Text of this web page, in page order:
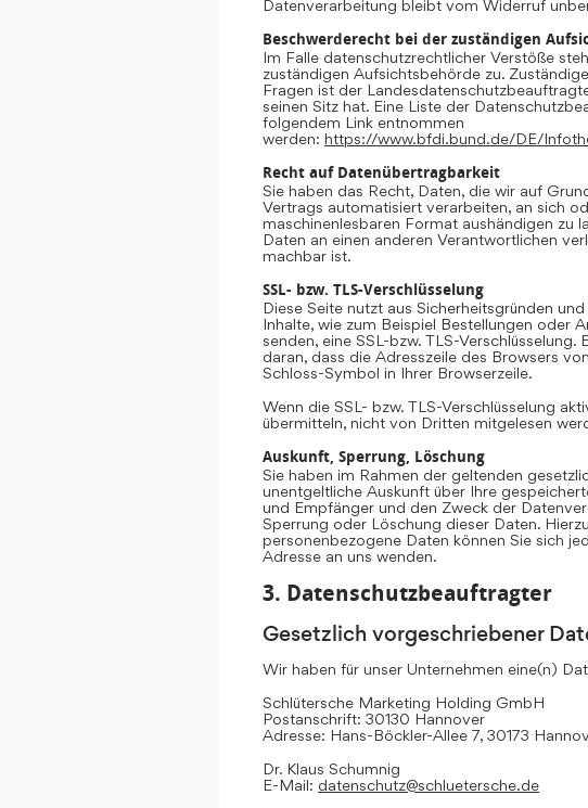
Datenverarbeitung bleibt vom Widerruf
Beschwerderecht bei der zuständigen
Im Falle datenschutzrechtlicher Verstöße
zuständigen Aufsichtsbehörde zu.
Fragen ist der
seinen Sitz hat. Eine Liste der
folgendem Link entnommen
werden: https://www.bfdi.bund.de/DE/
Recht auf Datenübertragbarkeit
Sie haben das Recht, Daten, die wir auf
Vertrags automatisiert verarbeiten, an sich
maschinenlesbaren Format aushändigen zu
Daten an einen anderen Verantwortlichen
machbar ist.
SSL- bzw. TLS-Verschlüsselung
Diese Seite nutzt aus Sicherheitsgründen
Inhalte, wie zum Beispiel Bestellungen oder
senden, eine SSL-bzw. TLS-
daran, dass die Adresszeile des Browsers
Schloss-Symbol in Ihrer Browserzeile.
Wenn die SSL- bzw. TLS-Verschlüsselung
übermitteln, nicht von Dritten mitgelesen
Auskunft, Sperrung, Löschung
Sie haben im Rahmen der geltenden
unentgeltliche Auskunft über Ihre
und Empfänger und den Zweck der
Sperrung oder Löschung dieser Daten.
personenbezogene Daten können Sie sich
Adresse an uns wenden.
3. Datenschutzbeauftragter
Gesetzlich vorgeschriebener
Wir haben für unser Unternehmen eine(n)
Schlütersche Marketing Holding GmbH
Postanschrift: 30130 Hannover
Adresse: Hans-Böckler-Allee 7, 30173
Dr. Klaus Schumnig
E-Mail: datenschutz@schluetersche.de